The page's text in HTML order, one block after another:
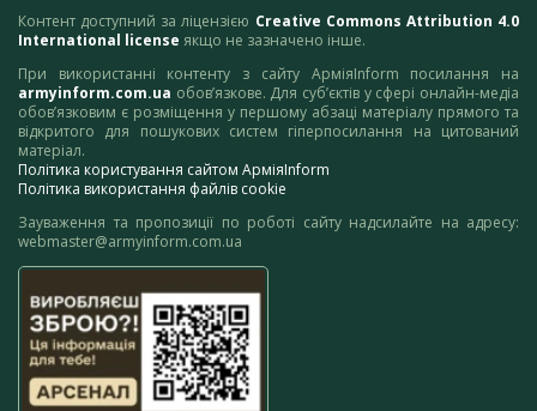
Контент доступний за ліцензією Creative Commons Attribution 4.0
International license якщо не зазначено інше.
При використанні контенту з сайту АрміяInform посилання на
armyinform.com.ua обов’язкове. Для суб’єктів у сфері онлайн-медіа
обов’язковим є розміщення у першому абзаці матеріалу прямого та
відкритого для пошукових систем гіперпосилання на цитований
матеріал.
Політика користування сайтом АрміяInform
Політика використання файлів cookie
Зауваження та пропозиції по роботі сайту надсилайте на адресу:
webmaster@armyinform.com.ua